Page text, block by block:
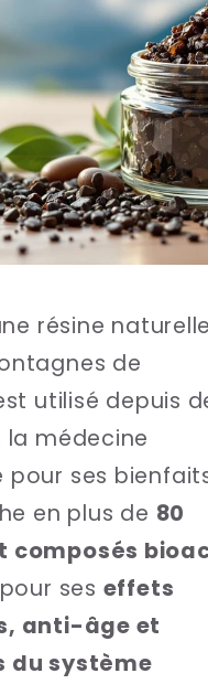
résine naturelle
de
utilisé depuis
la médecine
pour ses
en plus de 80
composés
ses effets
anti-âge et
du système